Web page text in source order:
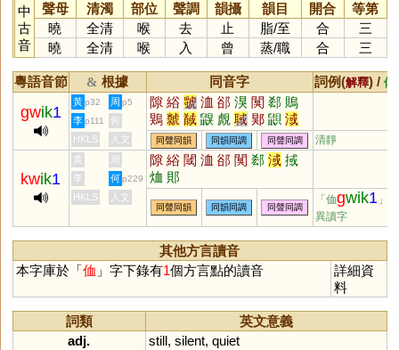
中
古
音
聲母 清濁 部位 聲調 韻攝 韻目 開合
等第
曉
全清 喉 去 止 脂/至 合
三
曉
全清 喉 入 曾 蒸/職 合 三
粵語音節 & 根據 同音字 詞例(解釋) / 備
gwik1
黃 p32 周 p5 隙 綌 虢 洫 郤 湨 闃 郄 鵙
鶪 虩 馘 鼳 覤 聝 郹 鼰 淢
殈 狊 犑
李 p111
何
HKLS
人文 同聲同韻 同韻同調 同聲同調 清靜
kwik1
黃 周 隙 綌 閾 洫 郤 闃 郄 淢 掝
烅 郥
李 何 p229
HKLS 人文
同聲同韻 同韻同調 同聲同調
「侐gwik1 」的
異讀字
其他方言讀音
本字庫於「侐 」字下錄有1個方言點的讀音
詳細資
料
詞類
英文意義
adj.
still, silent, quiet